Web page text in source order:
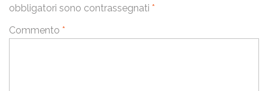
obbligatori sono contrassegnati *
Commento *